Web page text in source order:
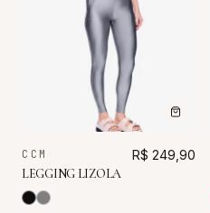
CCM
LEGGING LIZOLA
R$ 249,90